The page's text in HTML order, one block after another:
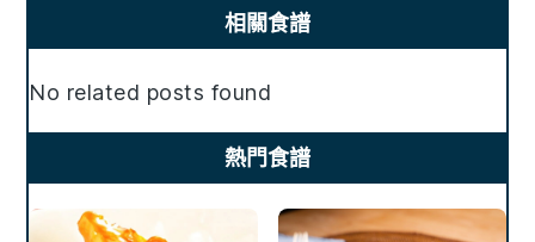
Sidebar
相關食譜
No related posts found
熱門食譜